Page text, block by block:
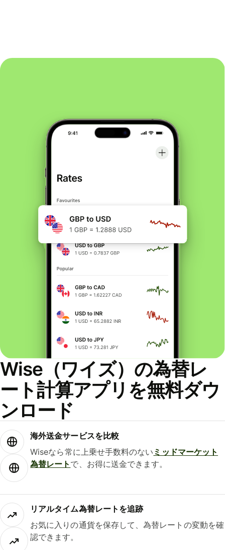
Wise（ワイズ）の為替レ
ート計算アプリを無料ダウ
ンロード
海外送金サービスを比較
Wiseなら常に上乗せ手数料のない ミッドマーケット
為替レート で、お得に送金できます。
リアルタイム為替レートを追跡
お気に入りの通貨を保存して、為替レートの変動を確
認できます。